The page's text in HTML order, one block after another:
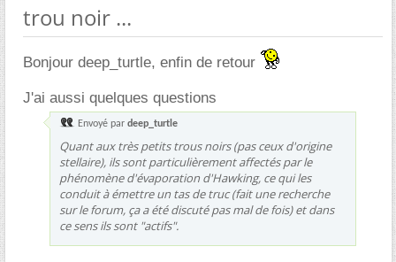
trou noir ...
Bonjour deep_turtle, enfin de retour
J'ai aussi quelques questions
Envoyé par deep_turtle
Quant aux très petits trous noirs (pas ceux d'origine
stellaire), ils sont particulièrement affectés par le
phénomène d'évaporation d'Hawking, ce qui les
conduit à émettre un tas de truc (fait une recherche
sur le forum, ça a été discuté pas mal de fois) et dans
ce sens ils sont "actifs".